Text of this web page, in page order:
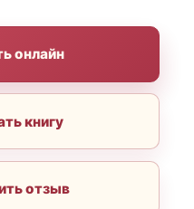
онлайн
книгу
отзыв